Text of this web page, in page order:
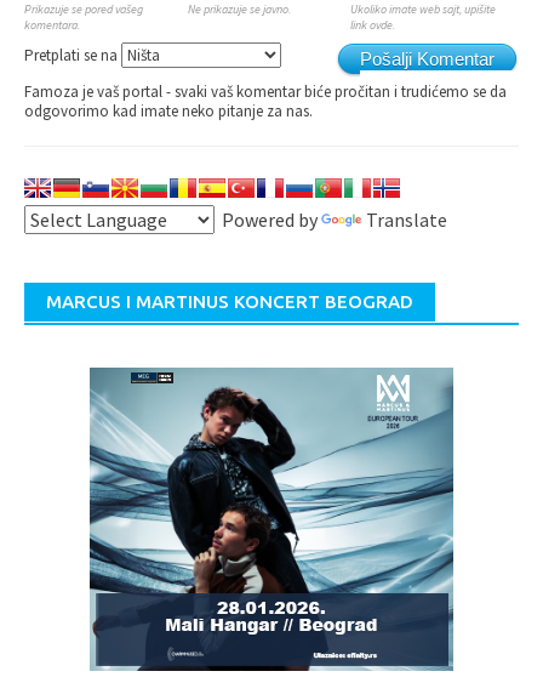
Prikazuje se pored vašeg
komentara.
Ne prikazuje se javno.
Ukoliko imate web sajt, upišite
link ovde.
Pošalji Komentar
Pretplati se na
Famoza je vaš portal - svaki vaš komentar biće pročitan i trudićemo se da
odgovorimo kad imate neko pitanje za nas.
Powered by Translate
MARCUS I MARTINUS KONCERT BEOGRAD